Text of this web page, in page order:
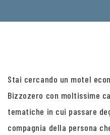
Stai cercando un motel
Bizzozero con moltissime
tematiche in cui passare
compagnia della persona